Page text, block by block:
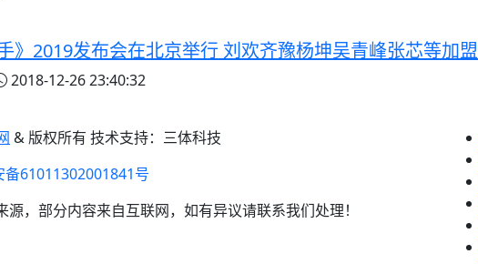
》2019发布会在北京举行 刘欢齐豫杨坤吴青峰张芯等加盟
2018-12-26 23:40:32
& 版权所有 技术支持：三体科技
备61011302001841号
，部分内容来自互联网，如有异议请联系我们处理！